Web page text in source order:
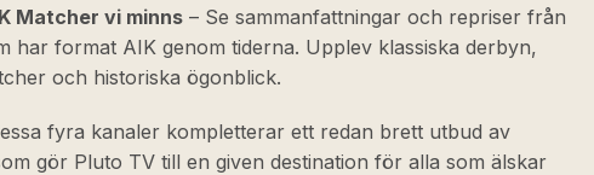
Matcher vi minns – Se sammanfattningar och repriser från
har format AIK genom tiderna. Upplev klassiska derbyn,
och historiska ögonblick.
fyra kanaler kompletterar ett redan brett utbud av
gör Pluto TV till en given destination för alla som älskar